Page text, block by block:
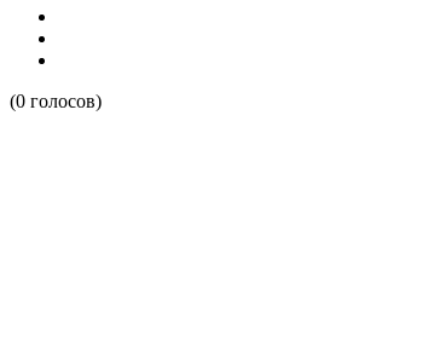
(0 голосов)